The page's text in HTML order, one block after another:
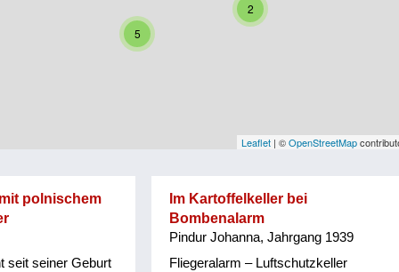
2
5
Leaflet | ©OpenStreetMap
polnischem
seit seiner Geburt
Im Kartoffelkeller bei
Bombenalarm
Pindur Johanna, Jahrgang 1939
Fliegeralarm – Luftschutzkeller